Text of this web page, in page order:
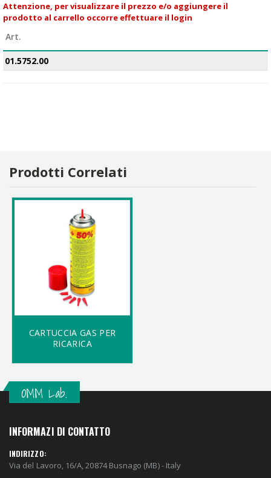
Attenzione, per visualizzare il prezzo e/o aggiungere il
prodotto al carrello occorre effettuare il login
Art.
01.5752.00
Prodotti Correlati
CARTUCCIA GAS PER
RICARICA
OMM Lab.
INFORMAZI DI CONTATTO
INDIRIZZO:
Via del Lavoro, 16/A, 20874 Busnago (MB) - Italy